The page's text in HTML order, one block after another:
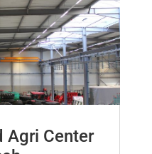
Agri Center